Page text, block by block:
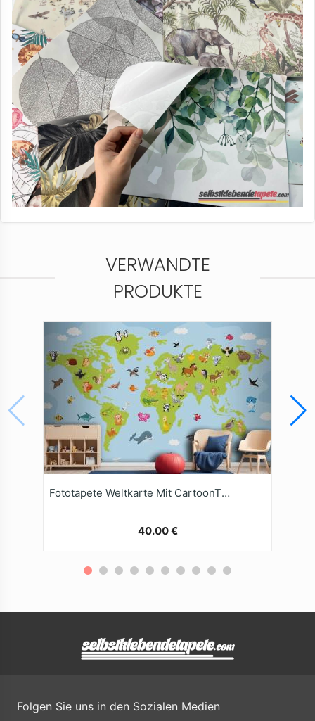
VERWANDTE
PRODUKTE
Fototapete Weltkarte Mit CartoonTieren
40.00 €
Folgen Sie uns in den Sozialen Medien